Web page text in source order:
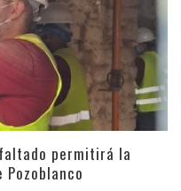
permitirá la